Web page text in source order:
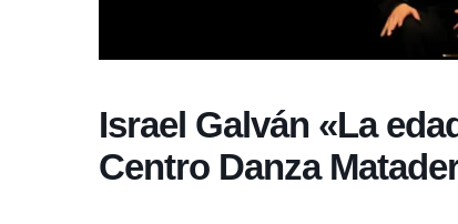
Israel Galván «La
Centro Danza